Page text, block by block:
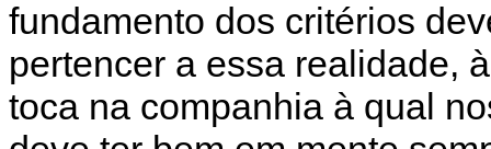
fundamento dos critérios
pertencer a essa realidade,
toca na companhia à qual